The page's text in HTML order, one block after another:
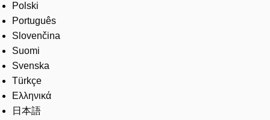
Polski
Português
Slovenčina
Suomi
Svenska
Türkçe
Ελληνικά
日本語